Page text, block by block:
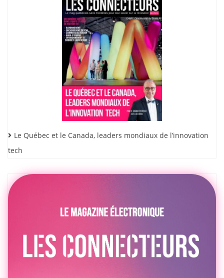
Le Québec et le Canada, leaders mondiaux de l’innovation
tech